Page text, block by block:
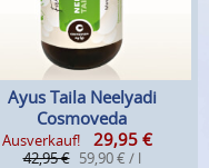
Ayus Taila Neelyadi
Cosmoveda
Ausverkauf! 29,95 €
42,95 € 59,90 € / l